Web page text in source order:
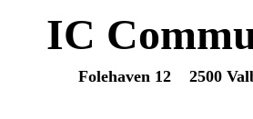
IC
Folehaven 12 2500